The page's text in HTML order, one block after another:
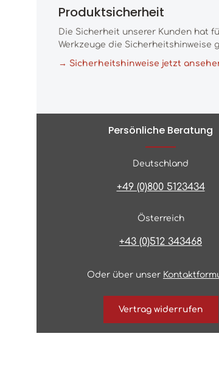
Produktsicherheit
Die Sicherheit unserer Kunden hat
Werkzeuge die Sicherheitshinweise
→ Sicherheitshinweise jetzt
Persönliche Beratung
Deutschland
+49 (0)800 5123434
Österreich
+43 (0)512 343468
Oder über unser
Vertrag widerrufen